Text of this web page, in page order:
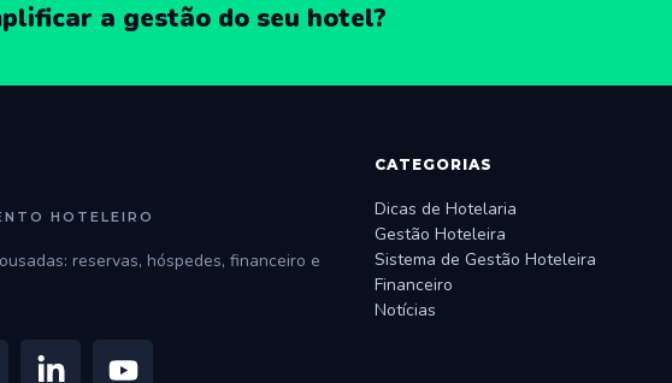
a gestão do seu hotel?
HOTELEIRO
reservas, hóspedes, financeiro e
CATEGORIAS
Dicas de Hotelaria
Gestão Hoteleira
Sistema de Gestão Hoteleira
Financeiro
Notícias